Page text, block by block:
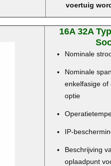
voertuig
16A 32A
Nominale
Nominale
enkelfasige of
optie
IP-
Beschrijving
oplaadpunt